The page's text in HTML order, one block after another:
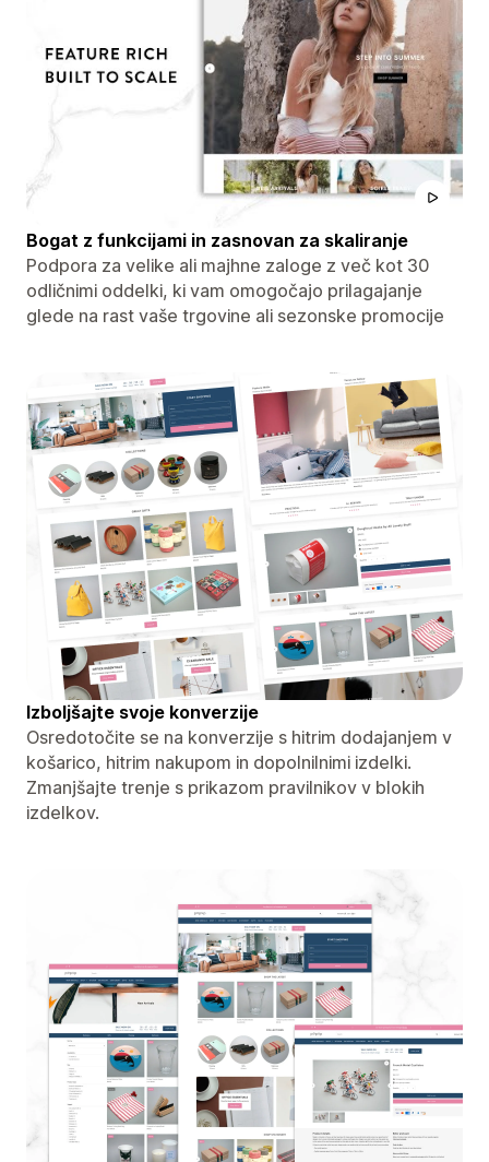
Bogat z funkcijami in zasnovan za skaliranje
Podpora za velike ali majhne zaloge z več kot 30
odličnimi oddelki, ki vam omogočajo prilagajanje
glede na rast vaše trgovine ali sezonske promocije
Izboljšajte svoje konverzije
Osredotočite se na konverzije s hitrim dodajanjem v
košarico, hitrim nakupom in dopolnilnimi izdelki.
Zmanjšajte trenje s prikazom pravilnikov v blokih
izdelkov.